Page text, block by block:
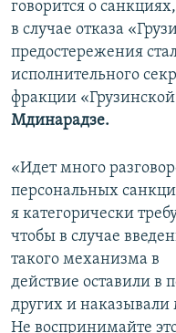
говорится о
в случае отказа
предостережения
исполнительного
фракции
Мдинарадзе.
«Идет много
персональных
я категорически
чтобы в случае
такого механизма в
действие оставили в
других и наказывали
Не воспринимайте